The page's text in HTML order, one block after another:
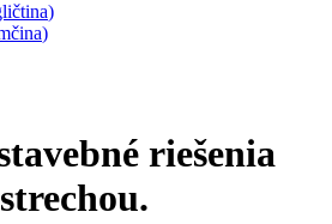
)
)
riešenia